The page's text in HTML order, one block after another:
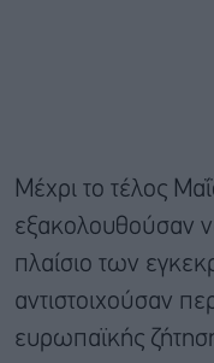
Μέχρι το τέλος
εξακολουθούσαν
πλαίσιο των
αντιστοιχούσαν
ευρωπαϊκής